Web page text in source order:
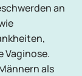
an
Vaginose.
als